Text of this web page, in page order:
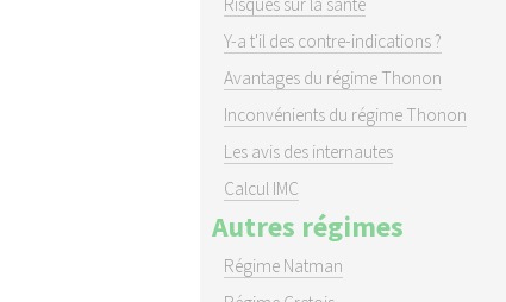
Y-a t'il des contre-indications ?
Avantages du régime Thonon
Inconvénients du régime Thonon
Les avis des internautes
Calcul IMC
Autres régimes
Régime Natman